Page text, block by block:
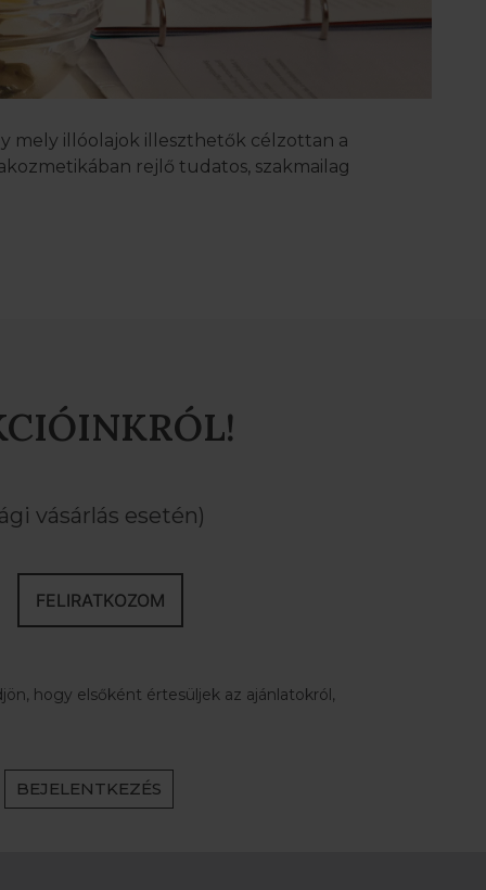
mely illóolajok illeszthetők célzottan a
rejlő tudatos, szakmailag
vásárlás esetén)
FELIRATKOZOM
hogy elsőként értesüljek az ajánlatokról,
BEJELENTKEZÉS